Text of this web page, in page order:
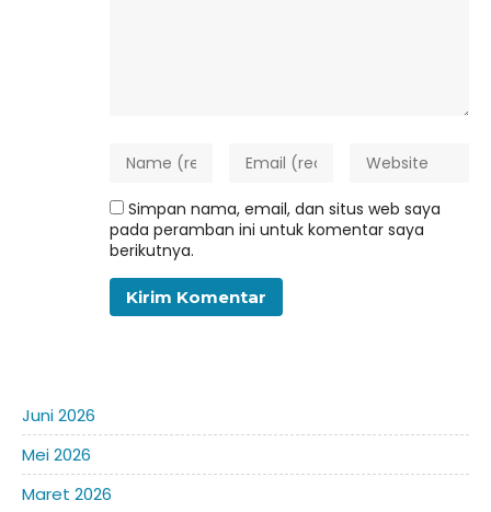
Simpan nama, email, dan situs web saya
pada peramban ini untuk komentar saya
berikutnya.
Juni 2026
Mei 2026
Maret 2026